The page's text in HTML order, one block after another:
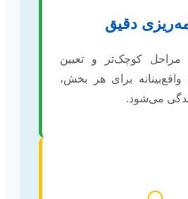
دقیق
مراحل کوچک‌تر و تعیین
برای هر بخش،
می‌شود.